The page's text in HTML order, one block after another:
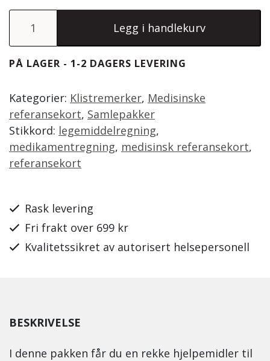
Legg i handlekurv
PÅ LAGER - 1-2 DAGERS LEVERING
Kategorier: Klistremerker, Medisinske
referansekort, Samlepakker
Stikkord: legemiddelregning,
medikamentregning, medisinsk referansekort,
referansekort
Rask levering
Fri frakt over 699 kr
Kvalitetssikret av autorisert helsepersonell
BESKRIVELSE
I denne pakken får du en rekke hjelpemidler til